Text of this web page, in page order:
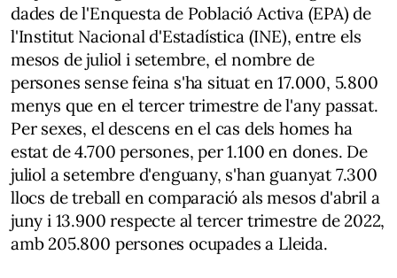
dades de l'Enquesta de Població Activa (EPA) de
l'Institut Nacional d'Estadística (INE), entre els
mesos de juliol i setembre, el nombre de
persones sense feina s'ha situat en 17.000, 5.800
menys que en el tercer trimestre de l'any passat.
Per sexes, el descens en el cas dels homes ha
estat de 4.700 persones, per 1.100 en dones. De
juliol a setembre d'enguany, s'han guanyat 7.300
llocs de treball en comparació als mesos d'abril a
juny i 13.900 respecte al tercer trimestre de 2022,
amb 205.800 persones ocupades a Lleida.